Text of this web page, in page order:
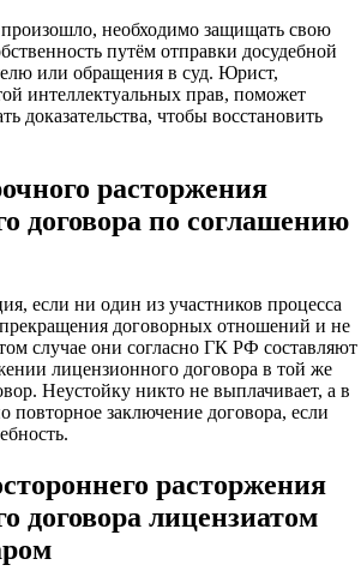
необходимо защищать свою
путём отправки досудебной
или обращения в суд. Юрист,
интеллектуальных прав, поможет
доказательства, чтобы восстановить
расторжения
договора по соглашению
если ни один из участников процесса
договорных отношений и не
случае они согласно ГК РФ составляют
лицензионного договора в той же
Неустойку никто не выплачивает, а в
повторное заключение договора, если
расторжения
договора лицензиатом